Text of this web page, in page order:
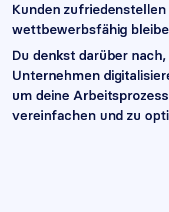
Kunden
wettbewerbsfähig
Du denkst darüber
Unternehmen
um deine
vereinfachen und zu